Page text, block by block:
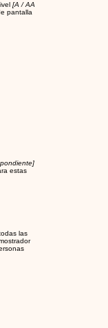
[A / AA
pantalla
estas
las